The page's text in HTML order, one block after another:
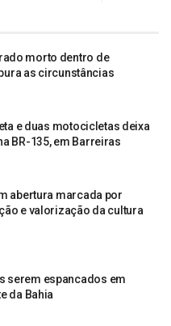
morto dentro de
as circunstâncias
e duas motocicletas deixa
BR-135, em Barreiras
abertura marcada por
e valorização da cultura
serem espancados em
da Bahia